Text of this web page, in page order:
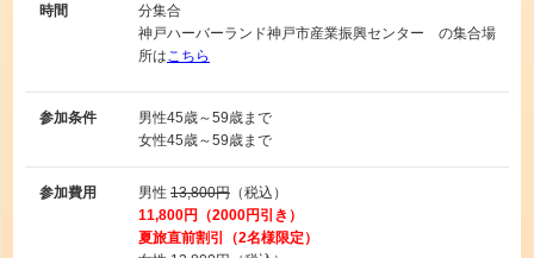
時間
分集合
神戸ハーバーランド神戸市産業振興センター の集合場
所は こちら
参加条件 男性45歳～59歳まで
女性45歳～59歳まで
参加費用 男性 13,800円 （税込）
11,800円（2000円引き）
夏旅直前割引（2名様限定）